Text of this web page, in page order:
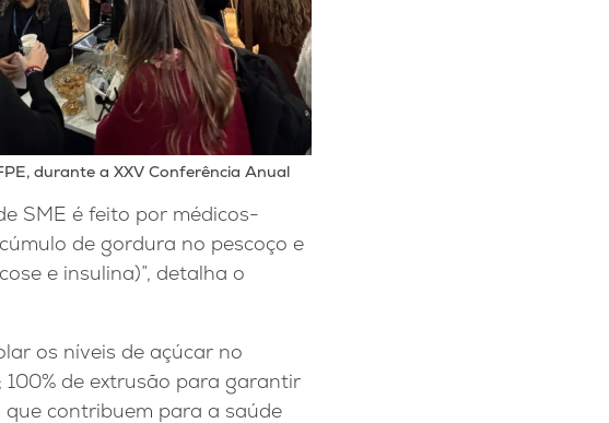
durante a XXV Conferência Anual
SME é feito por médicos-
de gordura no pescoço e
e insulina)”, detalha o
os níveis de açúcar no
de extrusão para garantir
contribuem para a saúde